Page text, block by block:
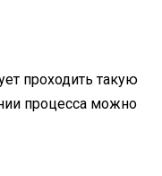
проходить такую
процесса можно